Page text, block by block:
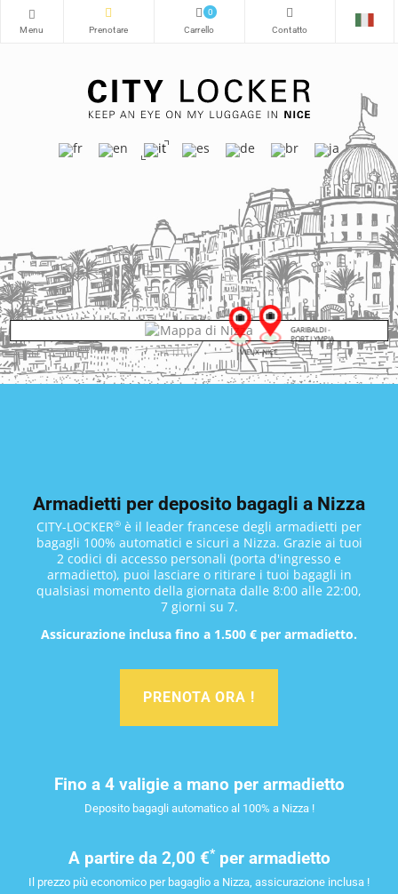
0
GARIBALDI -
PORT LYMPIA
VIEUX-NICE
Armadietti per deposito bagagli a Nizza
CITY-LOCKER® è il leader francese degli armadietti per
bagagli 100% automatici e sicuri a Nizza. Grazie ai tuoi
2 codici di accesso personali (porta d'ingresso e
armadietto), puoi lasciare o ritirare i tuoi bagagli in
qualsiasi momento della giornata dalle 8:00 alle 22:00,
7 giorni su 7.
Assicurazione inclusa fino a 1.500 € per armadietto.
PRENOTA ORA !
Fino a 4 valigie a mano per armadietto
Deposito bagagli automatico al 100% a Nizza !
A partire da 2,00 €*per armadietto
Il prezzo più economico per bagaglio a Nizza, assicurazione inclusa !